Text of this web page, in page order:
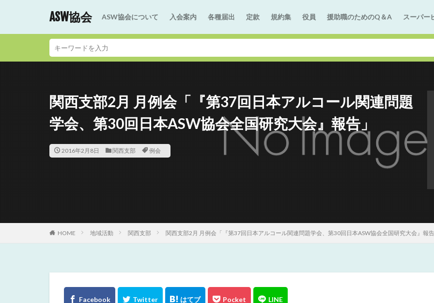
ASW協会 ASW協会について 入会案内 各種届出 定款 規約集 役員 援助職のためのQ＆A スーパー
関西支部2月 月例会「『第37回日本アルコール関連問題
学会、第30回日本ASW協会全国研究大会』報告」
2016年2月8日 関西支部 例会
HOME 地域活動 関西支部 関西支部2月 月例会「『第37回日本アルコール関連問題学会、第30回日本ASW協会全国研究大会』報